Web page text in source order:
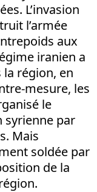
L’invasion
l’armée
aux
iranien a
région, en
mesure, les
le
syrienne par
Mais
soldée par
de la